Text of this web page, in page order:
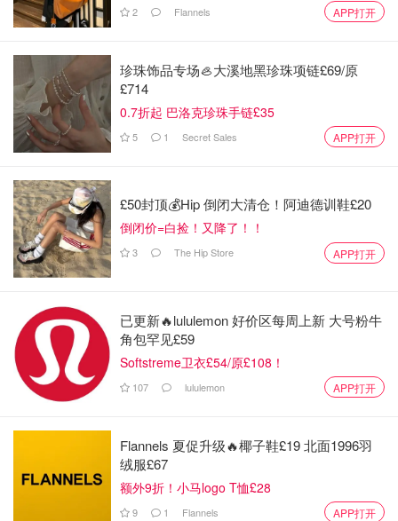
2 Flannels APP打开
珍珠饰品专场🦪大溪地黑珍珠项链£69/原
£714
0.7折起 巴洛克珍珠手链£35
5 1 Secret Sales APP打开
£50封顶💰Hip 倒闭大清仓！阿迪德训鞋£20
倒闭价=白捡！又降了！！
3 The Hip Store APP打开
已更新🔥lululemon 好价区每周上新 大号粉牛
角包罕见£59
Softstreme卫衣£54/原£108！
107 lululemon APP打开
Flannels 夏促升级🔥椰子鞋£19 北面1996羽
绒服£67
额外9折！小马logo T恤£28
9 1 Flannels APP打开